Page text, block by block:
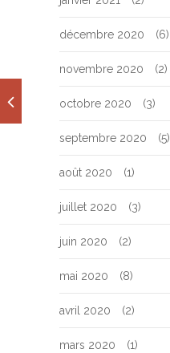
décembre 2020 (6)
novembre 2020 (2)
octobre 2020 (3)
septembre 2020 (5)
août 2020 (1)
juillet 2020 (3)
juin 2020 (2)
mai 2020 (8)
avril 2020 (2)
mars 2020 (1)